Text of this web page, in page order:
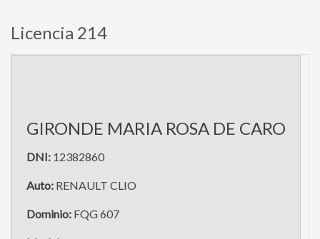
Licencia 214
GIRONDE MARIA ROSA DE CARO
DNI: 12382860
Auto: RENAULT CLIO
Dominio: FQG 607